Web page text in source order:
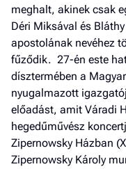
meghalt, akinek csak
Déri Miksával és
apostolának nevéhez
fűződik. 27-én este
dísztermében a
nyugalmazott
előadást, amit Váradi
hegedűművész
Zipernowsky Házban
Zipernowsky Károly